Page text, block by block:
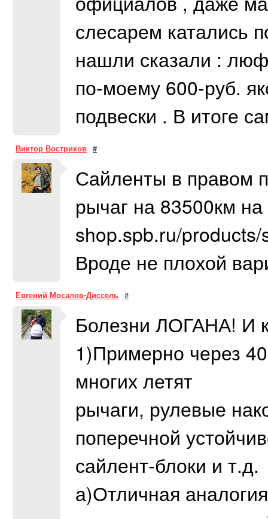
слесарем катались
нашли сказали :
по-моему 600-руб.
подвески . В итоге
Виктор Востриков #
Сайленты в правом
рычаг на 83500км
shop.spb.ru/
Вроде не плохой
Евгений Мосалов-Диссель #
Болезни ЛОГАНА! И
1)Примерно через
многих летят
рычаги, рулевые
поперечной
сайлент-блоки и т.д.
а)Отличная